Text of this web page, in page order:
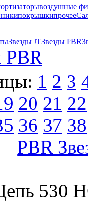
воздушные
покрышкипрочее
Звезды JTЗвезды PBR
PBR
1 2 3
20 21 22
36 37 38
PBR
530